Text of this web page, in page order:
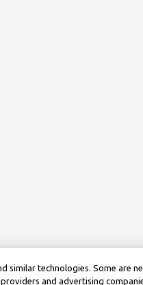
similar technologies. Some are
and advertising